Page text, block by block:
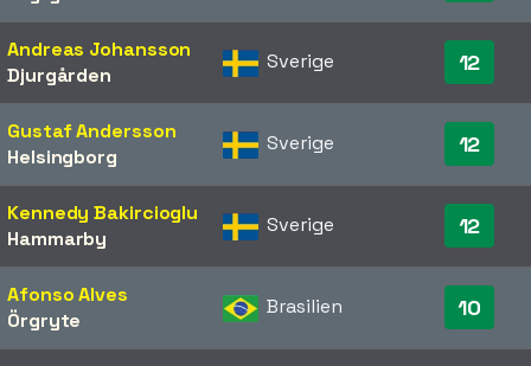
Andreas Johansson
Djurgården
Sverige 12
Gustaf Andersson
Helsingborg
Sverige 12
Kennedy Bakircioglu
Hammarby
Sverige 12
Afonso Alves
Örgryte
Brasilien 10